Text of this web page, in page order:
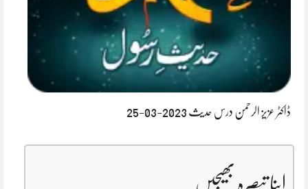
ڈاکٹر عزیز الرحمن درس حدیث 2023-03-25
اپنا تبصرہ بھیجیں